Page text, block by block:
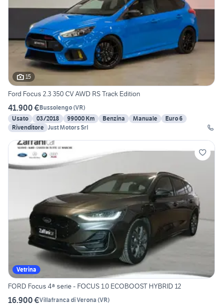
15
Ford Focus 2.3 350 CV AWD RS Track Edition
41.900 €Bussolengo(VR)
Usato
03/2018 99000 Km Benzina Manuale
Euro 6
Rivenditore Just Motors Srl
Vetrina
FORD Focus 4ª serie - FOCUS 1.0 ECOBOOST HYBRID 12
16.900 €Villafranca di Verona (VR)